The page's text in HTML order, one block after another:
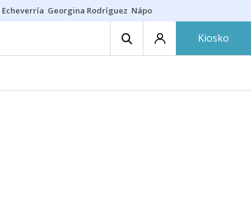
Georgina Rodríguez Nápoles - Osasuna
Kiosko